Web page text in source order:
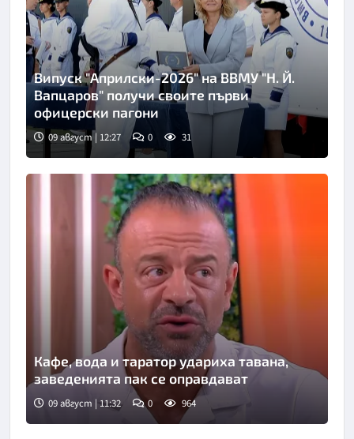
Випуск "Априлски-2026" на ВВМУ "Н. Й.
Вапцаров" получи своите първи
офицерски пагони
09 август | 12:27 0 31
Снимка: бТВ
Кафе, вода и таратор удариха тавана,
заведенията пак се оправдават
09 август | 11:32 0 964